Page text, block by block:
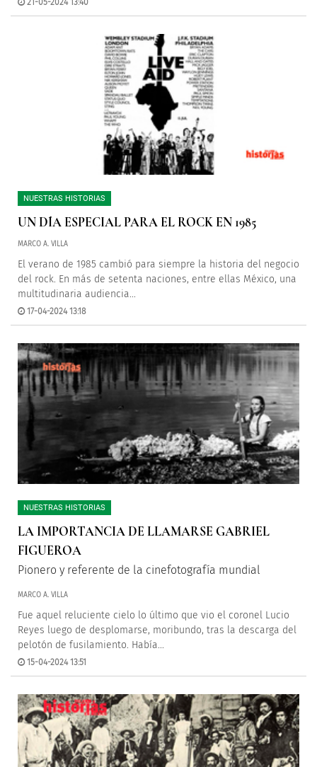
21-05-2024 13:40
NUESTRAS HISTORIAS
UN DÍA ESPECIAL PARA EL ROCK EN 1985
MARCO A. VILLA
El verano de 1985 cambió para siempre la historia del negocio
del rock. En más de setenta naciones, entre ellas México, una
multitudinaria audiencia...
17-04-2024 13:18
NUESTRAS HISTORIAS
LA IMPORTANCIA DE LLAMARSE GABRIEL
FIGUEROA
Pionero y referente de la cinefotografía mundial
MARCO A. VILLA
Fue aquel reluciente cielo lo último que vio el coronel Lucio
Reyes luego de desplomarse, moribundo, tras la descarga del
pelotón de fusilamiento. Había...
15-04-2024 13:51